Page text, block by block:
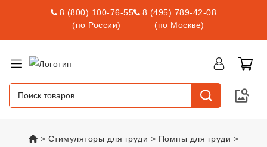
8 (800) 100-76-55
(по России)
8 (495) 789-42-08
(по Москве)
vsexshop.ru
Стимуляторы для груди
Помпы для груди